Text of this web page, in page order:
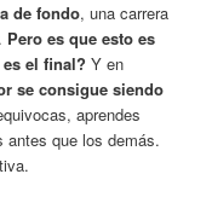
de fondo, una carrera
Pero es que esto es
el final? Y en
se consigue siendo
aprendes
que los demás.